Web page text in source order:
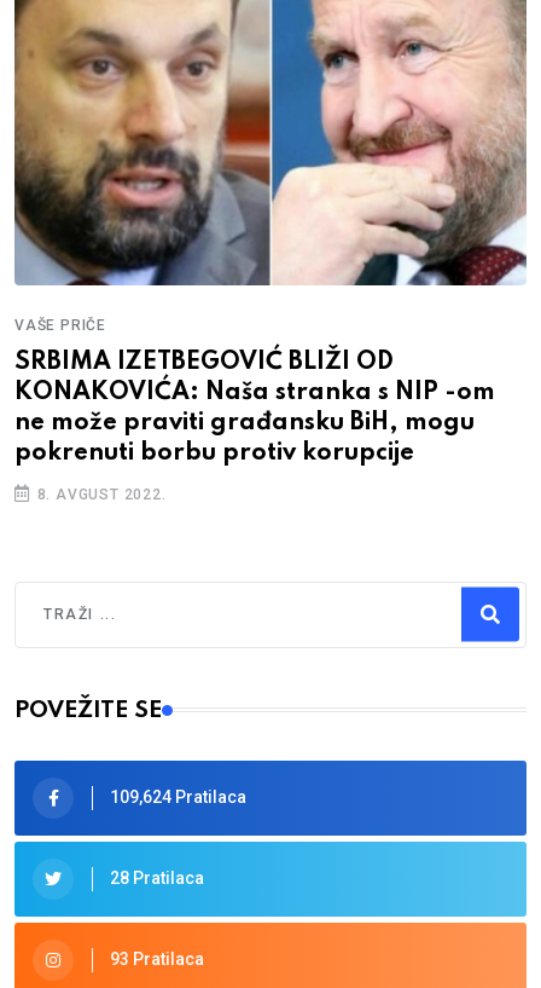
VAŠE PRIČE
SRBIMA IZETBEGOVIĆ BLIŽI OD
KONAKOVIĆA: Naša stranka s NIP -om
ne može praviti građansku BiH, mogu
pokrenuti borbu protiv korupcije
8. AVGUST 2022.
Type 2 or more characters for results.
POVEŽITE SE
109,624 Pratilaca
28 Pratilaca
93 Pratilaca